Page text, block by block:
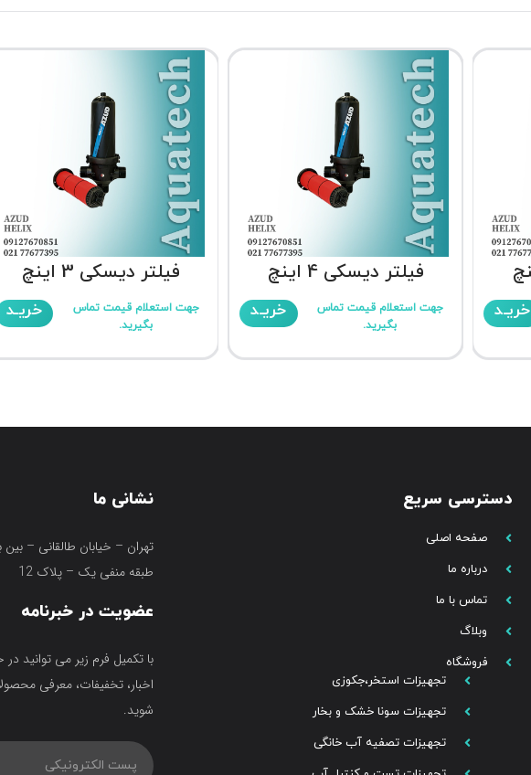
خریـد
فیلتر دیسکی 4 اینچ
جهت استعلام قیمت تماس
بگیرید.
خریـد
فیلتر دیسکی 3 اینچ
جهت استعلام قیمت تماس
بگیرید.
خریـد
دسترسی سریع
صفحه اصلی
درباره ما
تماس با ما
وبلاگ
فروشگاه
تجهیزات استخر،جکوزی
تجهیزات سونا خشک و بخار
تجهیزات تصفیه آب خانگی
نشانی ما
تهران – خیابان طالقانی –
طبقه منفی یک – پلاک 12
عضویت در خبرنامه
با تکمیل فرم زیر می توانید
اخبار، تخفیفات، معرفی
شوید.